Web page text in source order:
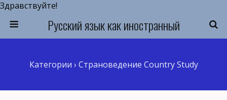
Здравствуйте!
Русский язык как иностранный
Категории › Страноведение Country Study